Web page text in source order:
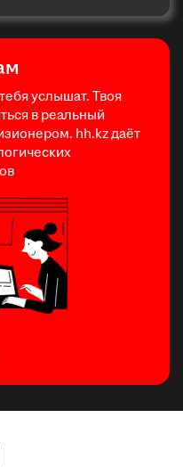
услышат. Твоя
в реальный
hh.kz даёт